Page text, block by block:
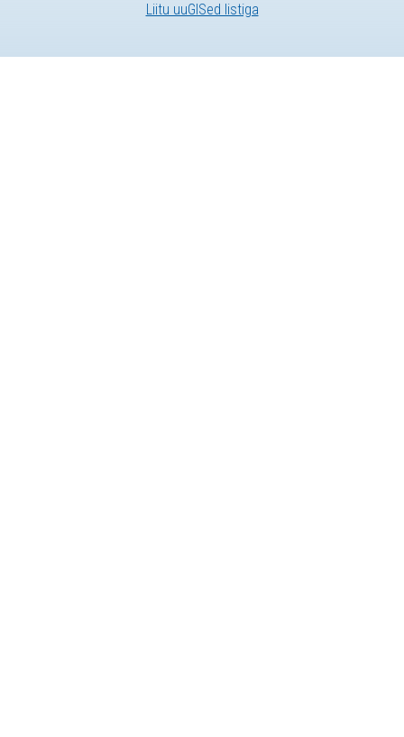
Liitu uuGISed listiga